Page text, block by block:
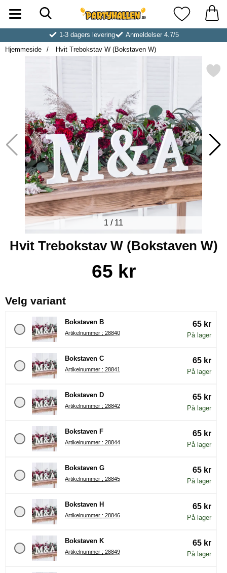
Startsiden for Partyhallen ABMine
1-3 dagers levering
Anmeldelser 4.7/5
Hjemmeside
Hvit Trebokstav W (Bokstaven W)
Merk hvit Trebokstav W
1 / 11
Hvit Trebokstav W (Bokstaven W)
Handle dette produktet, Hvit Trebokstav W
pris
65 kr
Velg variant, (å velge en ny radioknapp vil
Bokstaven B
Artikelnummer : 28840
65 kr
På lager
Bokstaven C
Artikelnummer : 28841
65 kr
På lager
Bokstaven D
Artikelnummer : 28842
65 kr
På lager
Bokstaven F
Artikelnummer : 28844
65 kr
På lager
Bokstaven G
Artikelnummer : 28845
65 kr
På lager
Bokstaven H
Artikelnummer : 28846
65 kr
På lager
Bokstaven K
Artikelnummer : 28849
65 kr
På lager